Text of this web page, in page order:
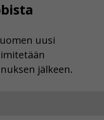
uusi
jälkeen.